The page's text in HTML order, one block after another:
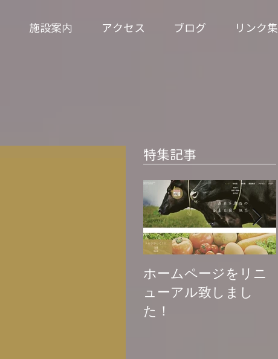
施設案内 アクセス ブログ リンク集
特集記事
ホームページをリニ
ューアル致しまし
た！